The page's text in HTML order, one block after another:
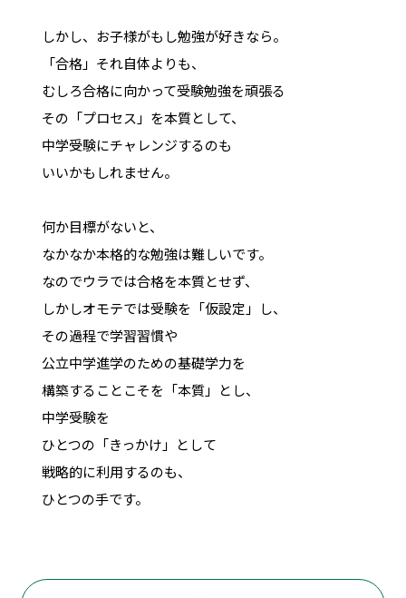
しかし、お子様がもし勉強が好きなら。
「合格」それ自体よりも、
むしろ合格に向かって受験勉強を頑張る
その「プロセス」を本質として、
中学受験にチャレンジするのも
いいかもしれません。
何か目標がないと、
なかなか本格的な勉強は難しいです。
なのでウラでは合格を本質とせず、
しかしオモテでは受験を「仮設定」し、
その過程で学習習慣や
公立中学進学のための基礎学力を
構築することこそを「本質」とし、
中学受験を
ひとつの「きっかけ」として
戦略的に利用するのも、
ひとつの手です。